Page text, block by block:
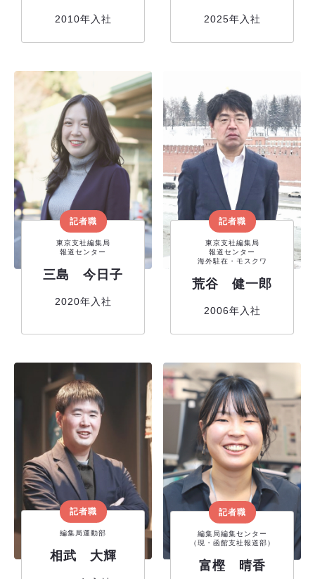
2010年入社 2025年入社
記者職
東京支社編集局
報道センター
三島 今日子
2020年入社
記者職
東京支社編集局
報道センター
海外駐在・モスクワ
荒谷 健一郎
2006年入社
記者職
編集局運動部
相武 大輝
記者職
編集局編集センター
（現・函館支社報道部）
富樫 晴香